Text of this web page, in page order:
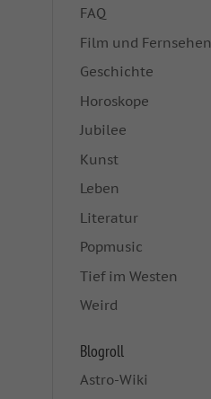
FAQ
Film und Fernsehen
Geschichte
Horoskope
Jubilee
Kunst
Leben
Literatur
Popmusic
Tief im Westen
Weird
Blogroll
Astro-Wiki